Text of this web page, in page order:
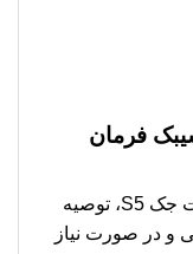
فرمان
برای افزایش عمر سیبک فرمان راست جک S5، توصیه
و در صورت نیاز